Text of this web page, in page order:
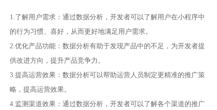
1.了解用户需求：通过数据分析，开发者可以了解用户在小程序中
的行为习惯、喜好，从而更好地满足用户需求。
2.优化产品功能：数据分析有助于发现产品中的不足，为开发者提
供改进方向，提升产品竞争力。
3.提高运营效果：数据分析可以帮助运营人员制定更精准的推广策
略，提高运营效果。
4.监测渠道效果：通过数据分析，开发者可以了解各个渠道的推广